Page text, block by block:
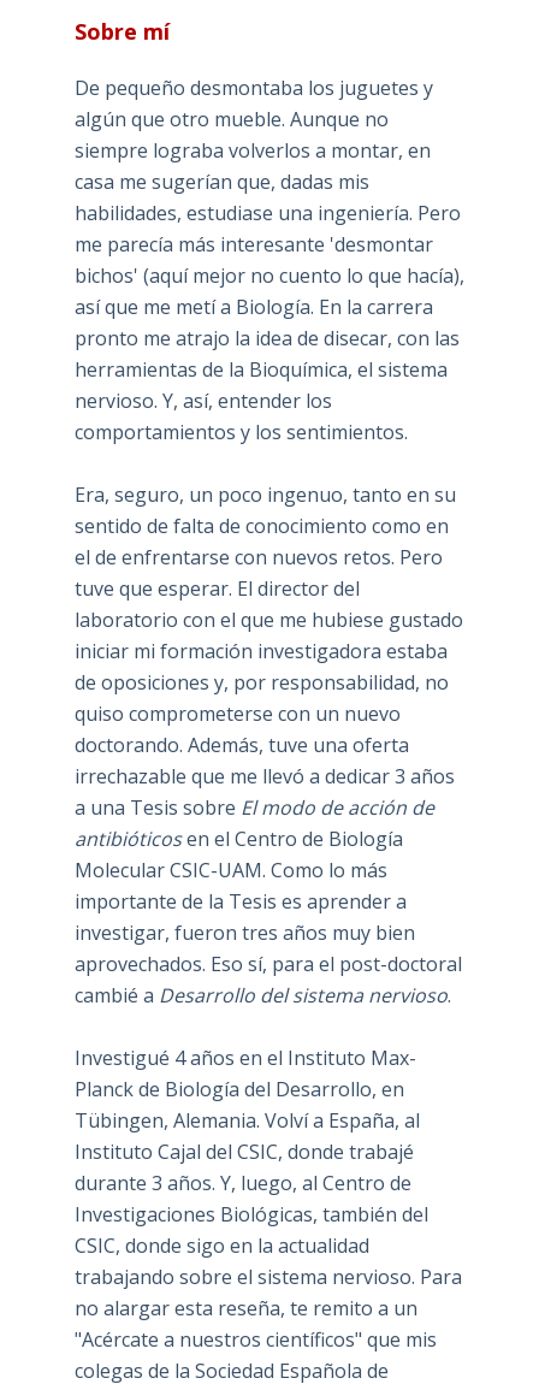
Sobre mí
De pequeño desmontaba los juguetes y
algún que otro mueble. Aunque no
siempre lograba volverlos a montar, en
casa me sugerían que, dadas mis
habilidades, estudiase una ingeniería. Pero
me parecía más interesante 'desmontar
bichos' (aquí mejor no cuento lo que hacía),
así que me metí a Biología. En la carrera
pronto me atrajo la idea de disecar, con las
herramientas de la Bioquímica, el sistema
nervioso. Y, así, entender los
comportamientos y los sentimientos.
Era, seguro, un poco ingenuo, tanto en su
sentido de falta de conocimiento como en
el de enfrentarse con nuevos retos. Pero
tuve que esperar. El director del
laboratorio con el que me hubiese gustado
iniciar mi formación investigadora estaba
de oposiciones y, por responsabilidad, no
quiso comprometerse con un nuevo
doctorando. Además, tuve una oferta
irrechazable que me llevó a dedicar 3 años
a una Tesis sobre El modo de acción de
antibióticosen el Centro de Biología
Molecular CSIC-UAM. Como lo más
importante de la Tesis es aprender a
investigar, fueron tres años muy bien
aprovechados. Eso sí, para el post-doctoral
cambié a Desarrollo del sistema nervioso.
Investigué 4 años en el Instituto Max-
Planck de Biología del Desarrollo, en
Tübingen, Alemania. Volví a España, al
Instituto Cajal del CSIC, donde trabajé
durante 3 años. Y, luego, al Centro de
Investigaciones Biológicas, también del
CSIC, donde sigo en la actualidad
trabajando sobre el sistema nervioso. Para
no alargar esta reseña, te remito a un
"Acércate a nuestros científicos" que mis
colegas de la Sociedad Española de